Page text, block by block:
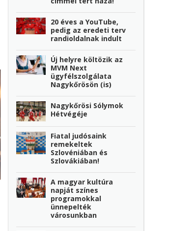
20 éves a YouTube,
pedig az eredeti terv
randioldalnak indult
Új helyre költözik az
MVM Next
ügyfélszolgálata
Nagykőrösön (is)
Nagykőrösi Sólymok
Hétvégéje
Fiatal judósaink
remekeltek
Szlovéniában és
Szlovákiában!
A magyar kultúra
napját színes
programokkal
ünnepelték
városunkban